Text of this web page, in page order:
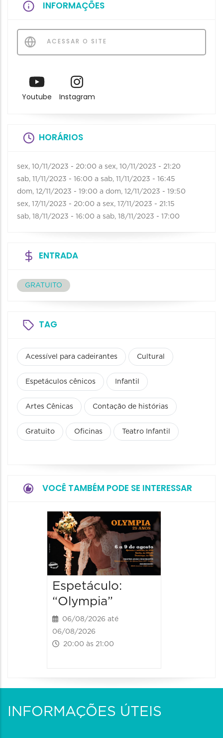
INFORMAÇÕES
ACESSAR O SITE
Youtube Instagram
HORÁRIOS
sex, 10/11/2023 - 20:00 a sex, 10/11/2023 - 21:20
sab, 11/11/2023 - 16:00 a sab, 11/11/2023 - 16:45
dom, 12/11/2023 - 19:00 a dom, 12/11/2023 - 19:50
sex, 17/11/2023 - 20:00 a sex, 17/11/2023 - 21:15
sab, 18/11/2023 - 16:00 a sab, 18/11/2023 - 17:00
ENTRADA
GRATUITO
TAG
Acessível para cadeirantes Cultural
Espetáculos cênicos Infantil
Artes Cênicas Contação de histórias
Gratuito Oficinas Teatro Infantil
VOCÊ TAMBÉM PODE SE INTERESSAR
Espetáculo:
“Olympia”
06/08/2026 até
06/08/2026
20:00 às 21:00
INFORMAÇÕES ÚTEIS